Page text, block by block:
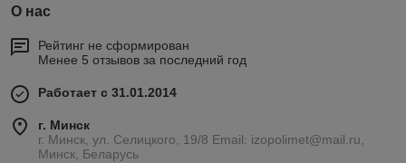
О нас
Рейтинг не сформирован
Менее 5 отзывов за последний год
Работает с 31.01.2014
г. Минск
г. Минск, ул. Селицкого, 19/8 Email: izopolimet@mail.ru,
Минск, Беларусь